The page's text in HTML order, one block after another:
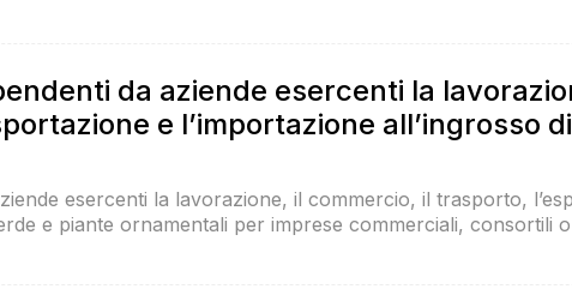
da aziende esercenti la
e l’importazione all’ingrosso
esercenti la lavorazione, il commercio, il trasporto,
e piante ornamentali per imprese commerciali, consortili